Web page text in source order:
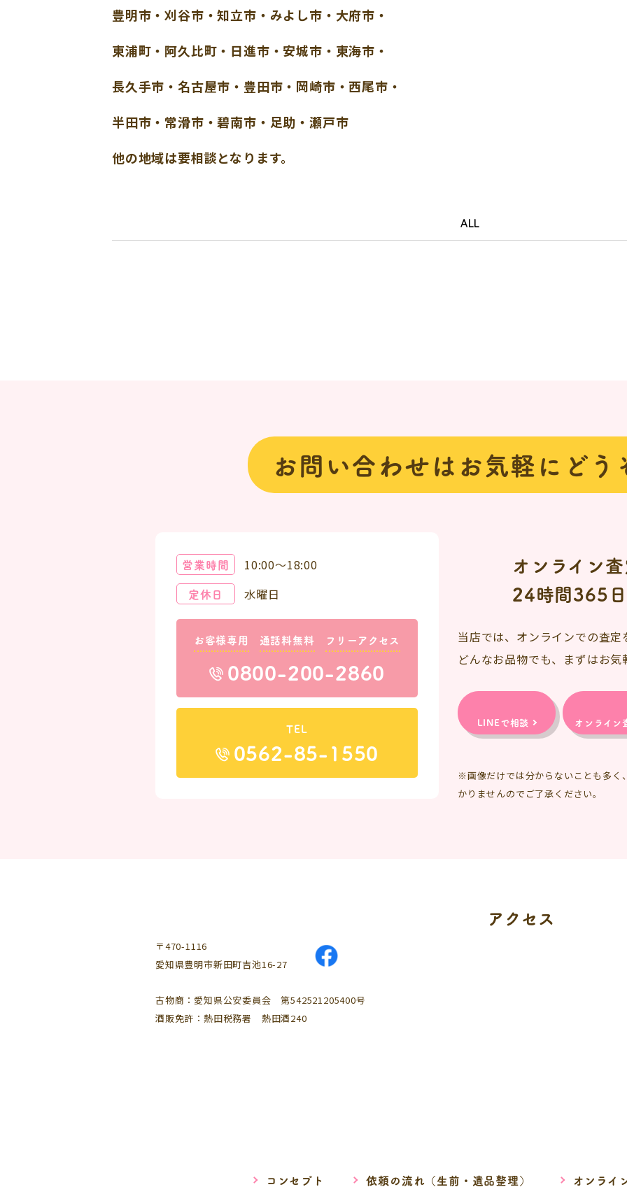
豊明市・刈谷市・知立市・みよし市・大府市・
東浦町・阿久比町・日進市・安城市・東海市・
長久手市・名古屋市・豊田市・岡崎市・西尾市・
半田市・常滑市・碧南市・足助・瀬戸市
他の地域は要相談となります。
ALL
お問い合わせはお気軽にどう
営業時間
10:00～18:00
定休日
水曜日
お客様専用 通話料無料 フリーアクセス
0800-200-2860
TEL
0562-85-1550
オンライン
24時間365
当店では、オンラインでの査
どんなお品物でも、まずはお
LINEで相談 オンライン
※画像だけでは分からないことも多く
かりませんのでご了承ください。
〒470-1116
愛知県豊明市新田町吉池16-27
古物商：愛知県公安委員会 第542521205400号
酒販免許：熱田税務署 熱田酒240
アクセス
コンセプト 依頼の流れ（生前・遺品整理） オンライ